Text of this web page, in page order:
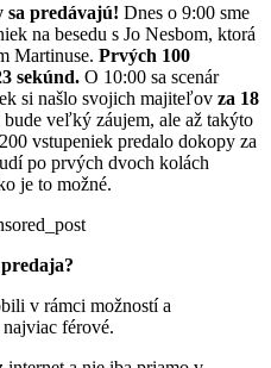
sa predávajú! Dnes o 9:00 sme
na besedu s Jo Nesbom, ktorá
Martinuse. Prvých 100
sekúnd. O 10:00 sa scenár
si našlo svojich majiteľov za 18
bude veľký záujem, ale až takýto
vstupeniek predalo dokopy za
po prvých dvoch kolách
je to možné.
v rámci možností a
férové.